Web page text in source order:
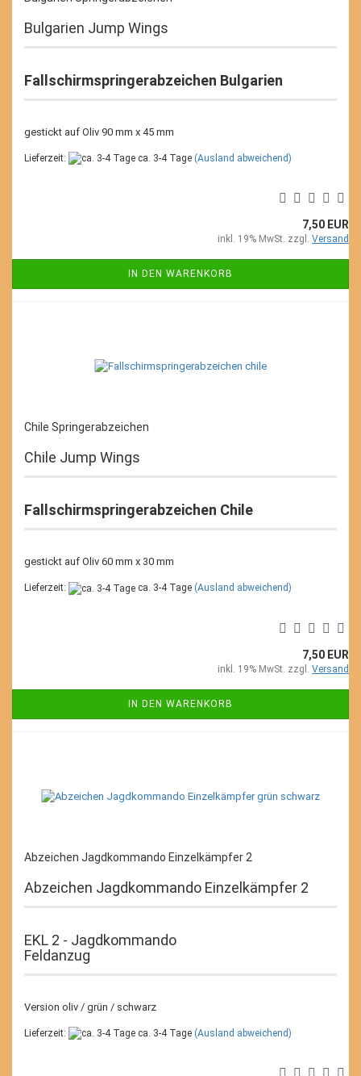
Bulgarien Jump Wings
Fallschirmspringerabzeichen Bulgarien
gestickt auf Oliv 90 mm x 45 mm
Lieferzeit: ca. 3-4 Tage (Ausland abweichend)
7,50 EUR
inkl. 19% MwSt. zzgl. Versand
IN DEN WARENKORB
Chile Springerabzeichen
Chile Jump Wings
Fallschirmspringerabzeichen Chile
gestickt auf Oliv 60 mm x 30 mm
Lieferzeit: ca. 3-4 Tage (Ausland abweichend)
7,50 EUR
inkl. 19% MwSt. zzgl. Versand
IN DEN WARENKORB
Abzeichen Jagdkommando Einzelkämpfer 2
Abzeichen Jagdkommando Einzelkämpfer 2
EKL 2 - Jagdkommando
Feldanzug
Version oliv / grün / schwarz
Lieferzeit: ca. 3-4 Tage (Ausland abweichend)